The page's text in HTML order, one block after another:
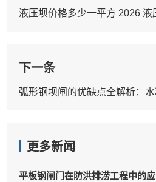
下一条
更多新闻
平板钢闸门在防洪排涝工程中的应